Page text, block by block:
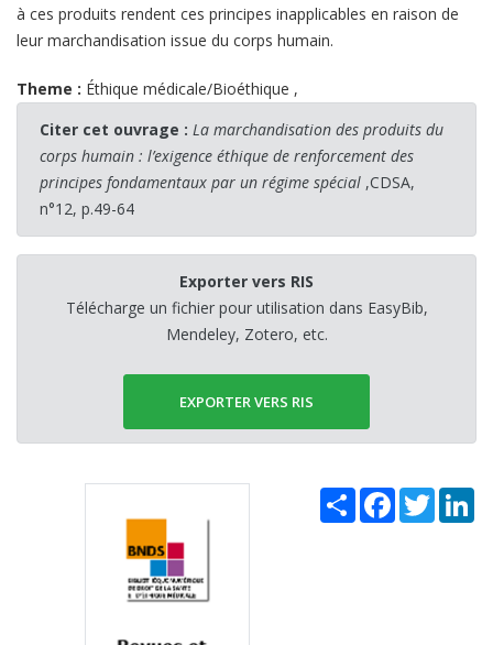
à ces produits rendent ces principes inapplicables en raison de
leur marchandisation issue du corps humain.
Theme : Éthique médicale/Bioéthique ,
Citer cet ouvrage : La marchandisation des produits du
corps humain : l’exigence éthique de renforcement des
principes fondamentaux par un régime spécial ,CDSA,
n°12, p.49-64
Exporter vers RIS
Télécharge un fichier pour utilisation dans EasyBib,
Mendeley, Zotero, etc.
EXPORTER VERS RIS
Share Facebook
Twitter